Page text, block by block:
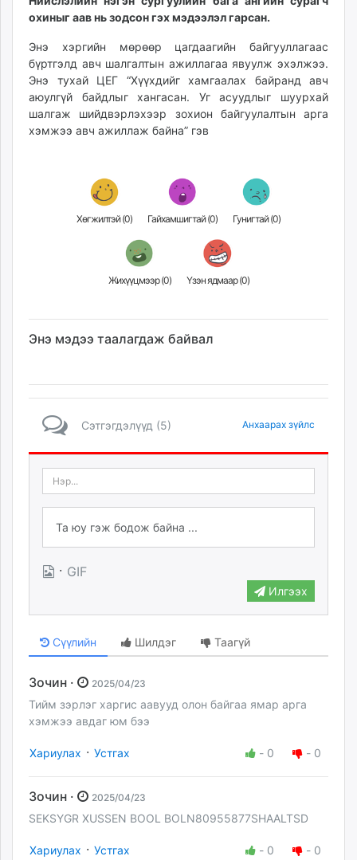
ikon.mn
Livetv.mn
Eguur.mn
24tsag.mn
shuud.mn
eagle.mn
shudarga.mn
fact.mn
itoim.mn
tumen.mn
shuum.mn
times.mn
tvmongolia.mn
mass.mn
unegui.mn
paparazzi.mn
охиныг аав нь зодсон гэх мэдээлэл гарсан.
Энэ хэргийн мөрөөр цагдаагийн байгууллагаас
бүртгэлд авч шалгалтын ажиллагаа явуулж эхэлжээ.
Энэ тухай ЦЕГ “Хүүхдийг хамгаалах байранд авч
аюулгүй байдлыг хангасан. Уг асуудлыг шуурхай
шалгаж шийдвэрлэхээр зохион байгуулалтын арга
хэмжээ авч ажиллаж байна” гэв
Хөгжилтэй (0) Гайхамшигтай (0) Гунигтай (0)
Жихүүцмээр (0) Үзэн ядмаар (0)
Энэ мэдээ таалагдаж байвал
Сэтгэгдэлүүд (5) Анхаарах зүйлс
· GIF
Илгээх
Сүүлийн Шилдэг Таагүй
Зочин · 2025/04/23
Тийм зэрлэг харгис аавууд олон байгаа ямар арга
хэмжээ авдаг юм бээ
Хариулах · Устгах - 0 - 0
Зочин · 2025/04/23
SEKSYGR XUSSEN BOOL BOLN80955877SHAALTSD
Хариулах · Устгах - 0 - 0